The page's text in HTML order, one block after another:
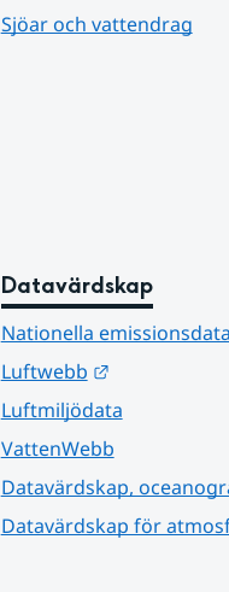
Sjöar och vattendrag
Datavärdskap
Nationella
Luftwebb
Länk till
Luftmiljödata
VattenWebb
Datavärdskap,
Datavärdskap för